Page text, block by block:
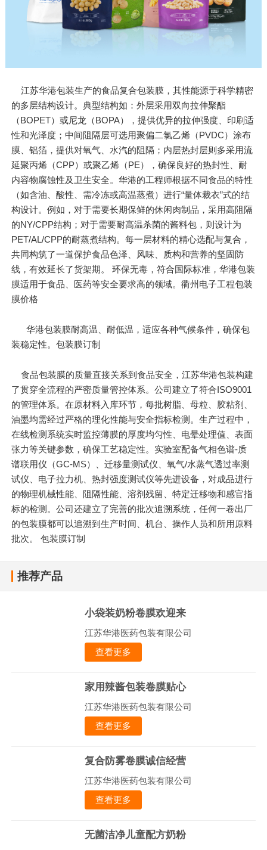
江苏华港包装生产的食品复合包装膜，其性能源于科学精密
的多层结构设计。典型结构如：外层采用双向拉伸聚酯
（BOPET）或尼龙（BOPA），提供优异的拉伸强度、印刷适
性和光泽度；中间阻隔层可选用聚偏二氯乙烯（PVDC）涂布
膜、铝箔，提供对氧气、水汽的阻隔；内层热封层则多采用流
延聚丙烯（CPP）或聚乙烯（PE），确保良好的热封性、耐
内容物腐蚀性及卫生安全。华港的工程师根据不同食品的特性
（如含油、酸性、需冷冻或高温蒸煮）进行“量体裁衣”式的结
构设计。例如，对于需要长期保鲜的休闲肉制品，采用高阻隔
的NY/CPP结构；对于需要耐高温杀菌的酱料包，则设计为
PET/AL/CPP的耐蒸煮结构。每一层材料的精心选配与复合，
共同构筑了一道保护食品色泽、风味、质构和营养的坚固防
线，有效延长了货架期。 环保无毒，符合国际标准，华港包装
膜适用于食品、医药等安全要求高的领域。衢州电子工程包装
膜价格
华港包装膜耐高温、耐低温，适应各种气候条件，确保包
装稳定性。包装膜订制
食品包装膜的质量直接关系到食品安全，江苏华港包装构建
了贯穿全流程的严密质量管控体系。公司建立了符合ISO9001
的管理体系。在原材料入库环节，每批树脂、母粒、胶粘剂、
油墨均需经过严格的理化性能与安全指标检测。生产过程中，
在线检测系统实时监控薄膜的厚度均匀性、电晕处理值、表面
张力等关键参数，确保工艺稳定性。实验室配备气相色谱-质
谱联用仪（GC-MS）、迁移量测试仪、氧气/水蒸气透过率测
试仪、电子拉力机、热封强度测试仪等先进设备，对成品进行
的物理机械性能、阻隔性能、溶剂残留、特定迁移物和感官指
标的检测。公司还建立了完善的批次追溯系统，任何一卷出厂
的包装膜都可以追溯到生产时间、机台、操作人员和所用原料
批次。 包装膜订制
推荐产品
小袋装奶粉卷膜欢迎来
江苏华港医药包装有限公司
查看更多
家用辣酱包装卷膜贴心
江苏华港医药包装有限公司
查看更多
复合防雾卷膜诚信经营
江苏华港医药包装有限公司
查看更多
无菌洁净儿童配方奶粉